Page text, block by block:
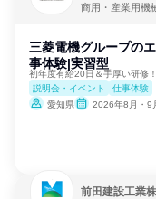
商用・産業用機
三菱電機グループの
事体験|実習型
初年度有給20日＆手厚い研修
説明会・イベント
仕事体験
愛知県
2026年8月・9
前田建設工業